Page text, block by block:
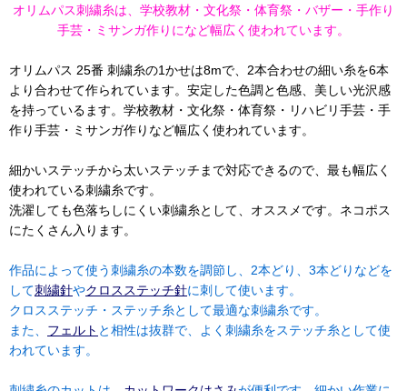
オリムパス刺繍糸は、学校教材・文化祭・体育祭・バザー・手作り
手芸・ミサンガ作りになど幅広く使われています。
オリムパス 25番 刺繍糸の1かせは8mで、2本合わせの細い糸を6本
より合わせて作られています。安定した色調と色感、美しい光沢感
を持っているます。学校教材・文化祭・体育祭・リハビリ手芸・手
作り手芸・ミサンガ作りなど幅広く使われています。
細かいステッチから太いステッチまで対応できるので、最も幅広く
使われている刺繍糸です。
洗濯しても色落ちしにくい刺繍糸として、オススメです。ネコポス
にたくさん入ります。
作品によって使う刺繍糸の本数を調節し、2本どり、3本どりなどを
して刺繍針やクロスステッチ針に刺して使います。
クロスステッチ・ステッチ糸として最適な刺繍糸です。
また、 フェルト と相性は抜群で、よく刺繍糸をステッチ糸として使
われています。